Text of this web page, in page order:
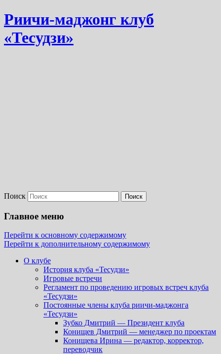
Риичи-маджонг клуб
«Тесудзи»
Поиск
Главное меню
Перейти к основному содержимому
Перейти к дополнительному содержимому
О клубе
История клуба «Тесудзи»
Игровые встречи
Регламент по проведению игровых встреч клуба
«Тесудзи»
Постоянные члены клуба риичи-маджонга
«Тесудзи»
Зубко Дмитрий — Президент клуба
Конищев Дмитрий — менеджер по проектам
Конищева Ирина — редактор, корректор,
переводчик